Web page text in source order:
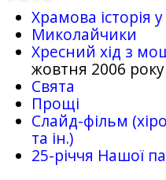
Храмова історія
Миколайчики
Хресний хід з
жовтня 2006 року
Свята
Прощі
Слайд-фільм
та ін.)
25-рiччя Нашої